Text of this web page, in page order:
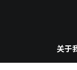
关于